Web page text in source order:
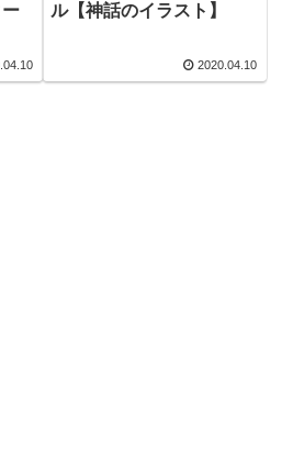
ル【神話のイラスト】
2020.04.10